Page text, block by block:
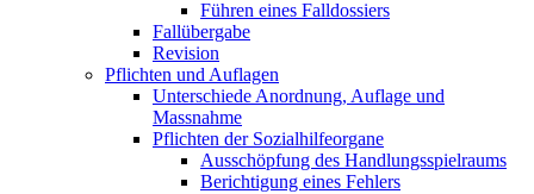
Führen eines Falldossiers
Fallübergabe
Revision
Pflichten und Auflagen
Unterschiede Anordnung, Auflage und
Massnahme
Pflichten der Sozialhilfeorgane
Ausschöpfung des Handlungsspielraums
Berichtigung eines Fehlers